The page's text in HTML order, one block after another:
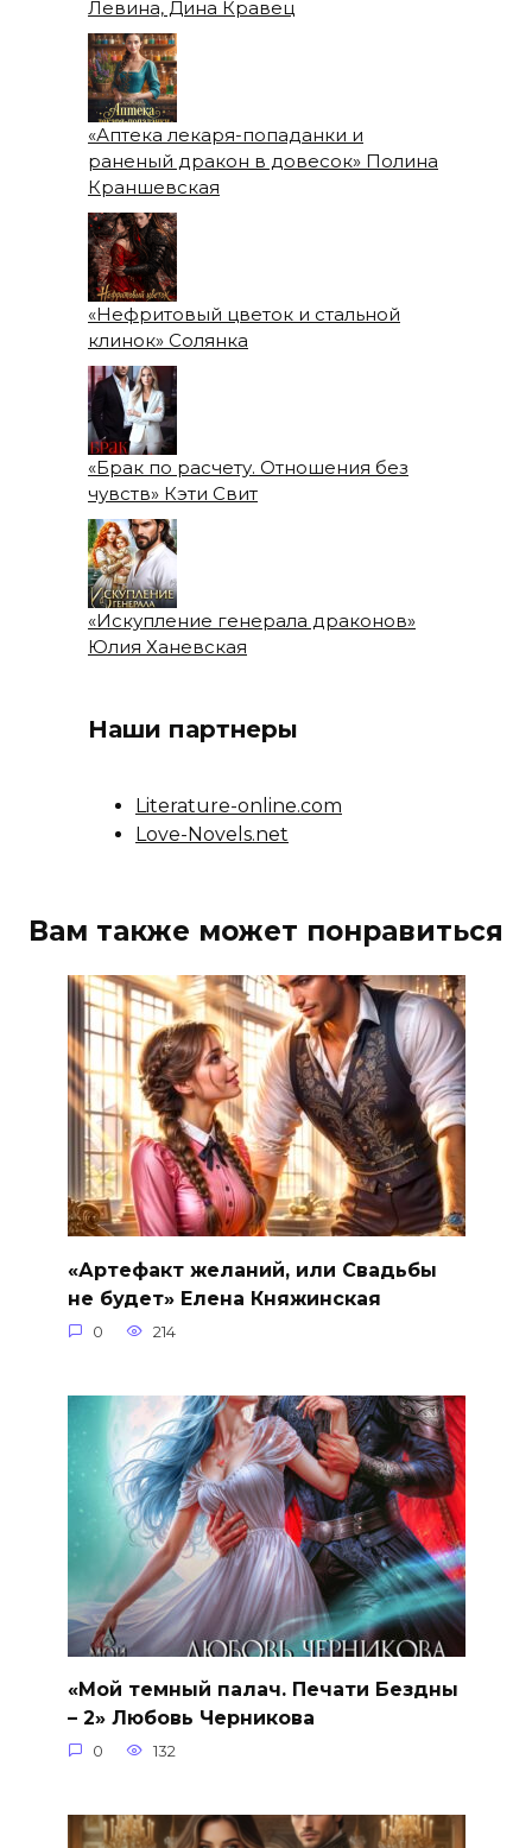
Левина, Дина Кравец
«Аптека лекаря-попаданки и
раненый дракон в довесок» Полина
Краншевская
«Нефритовый цветок и стальной
клинок» Солянка
«Брак по расчету. Отношения без
чувств» Кэти Свит
«Искупление генерала драконов»
Юлия Ханевская
Наши партнеры
Literature-online.com
Love-Novels.net
Вам также может понравиться
«Артефакт желаний, или Свадьбы
не будет» Елена Княжинская
0 214
«Мой темный палач. Печати Бездны
– 2» Любовь Черникова
0 132